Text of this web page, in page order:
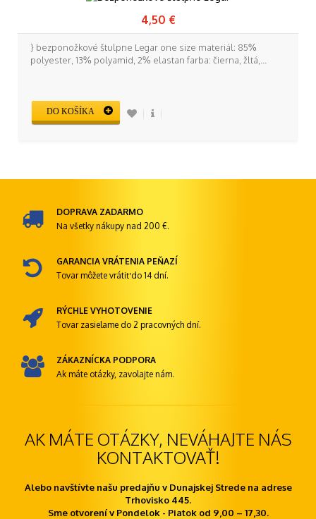
4,50 €
} bezponožkové štulpne Legar one size materiál: 85%
polyester, 13% polyamid, 2% elastan farba: čierna, žltá,...
DO KOŠÍKA
DOPRAVA ZADARMO
Na všetky nákupy nad 200 €.
GARANCIA VRÁTENIA PEŇAZÍ
Tovar môžete vrátiť do 14 dní.
RÝCHLE VYHOTOVENIE
Tovar zasielame do 2 pracovných dní.
ZÁKAZNÍCKA PODPORA
Ak máte otázky, zavolajte nám.
AK MÁTE OTÁZKY, NEVÁHAJTE NÁS
KONTAKTOVAŤ!
Alebo navštívte našu predajňu v Dunajskej Strede na adrese
Trhovisko 445.
Sme otvorení v Pondelok - Piatok od 9,00 – 17,30.